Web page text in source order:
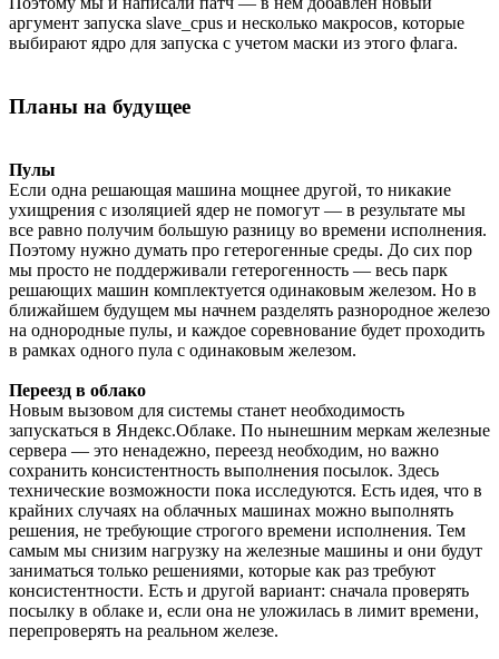
аргумент запуска slave_cpus и несколько макросов, которые
выбирают ядро для запуска с учетом маски из этого флага.
Планы на будущее
Пулы
Если одна решающая машина мощнее другой, то никакие
ухищрения с изоляцией ядер не помогут — в результате мы
все равно получим большую разницу во времени исполнения.
Поэтому нужно думать про гетерогенные среды. До сих пор
мы просто не поддерживали гетерогенность — весь парк
решающих машин комплектуется одинаковым железом. Но в
ближайшем будущем мы начнем разделять разнородное железо
на однородные пулы, и каждое соревнование будет проходить
в рамках одного пула с одинаковым железом.
Переезд в облако
Новым вызовом для системы станет необходимость
запускаться в Яндекс.Облаке. По нынешним меркам железные
сервера — это ненадежно, переезд необходим, но важно
сохранить консистентность выполнения посылок. Здесь
технические возможности пока исследуются. Есть идея, что в
крайних случаях на облачных машинах можно выполнять
решения, не требующие строгого времени исполнения. Тем
самым мы снизим нагрузку на железные машины и они будут
заниматься только решениями, которые как раз требуют
консистентности. Есть и другой вариант: сначала проверять
посылку в облаке и, если она не уложилась в лимит времени,
перепроверять на реальном железе.